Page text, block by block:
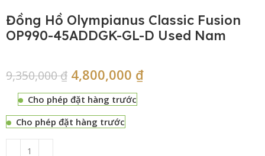
Đồng Hồ Olympianus Classic Fusion
OP990-45ADDGK-GL-D Used Nam
9,350,000₫ 4,800,000 ₫
Cho phép đặt hàng trước
Cho phép đặt hàng trước